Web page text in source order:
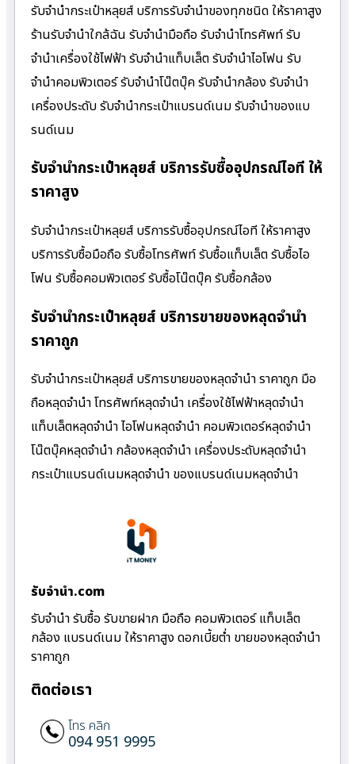
รับจำนำกระเป๋าหลุยส์ บริการรับจำนำของทุกชนิด ให้ราคาสูง
ร้านรับจํานําใกล้ฉัน รับจำนำมือถือ รับจำนำโทรศัพท์ รับ
จำนำเครื่องใช้ไฟฟ้า รับจำนำแท็บเล็ต รับจำนำไอโฟน รับ
จำนำคอมพิวเตอร์ รับจำนำโน๊ตบุ๊ค รับจำนำกล้อง รับจำนำ
เครื่องประดับ รับจำนำกระเป๋าแบรนด์เนม รับจำนำของแบ
รนด์เนม
รับจำนำกระเป๋าหลุยส์ บริการรับซื้ออุปกรณ์ไอที ให้
ราคาสูง
รับจำนำกระเป๋าหลุยส์ บริการรับซื้ออุปกรณ์ไอที ให้ราคาสูง
บริการรับซื้อมือถือ รับซื้อโทรศัพท์ รับซื้อแท็บเล็ต รับซื้อไอ
โฟน รับซื้อคอมพิวเตอร์ รับซื้อโน๊ตบุ๊ค รับซื้อกล้อง
รับจำนำกระเป๋าหลุยส์ บริการขายของหลุดจำนำ
ราคาถูก
รับจำนำกระเป๋าหลุยส์ บริการขายของหลุดจำนำ ราคาถูก มือ
ถือหลุดจำนำ โทรศัพท์หลุดจำนำ เครื่องใช้ไฟฟ้าหลุดจำนำ
แท็บเล็ตหลุดจำนำ ไอโฟนหลุดจำนำ คอมพิวเตอร์หลุดจำนำ
โน๊ตบุ๊คหลุดจำนำ กล้องหลุดจำนำ เครื่องประดับหลุดจำนำ
กระเป๋าแบรนด์เนมหลุดจำนำ ของแบรนด์เนมหลุดจำนำ
รับจํานํา.com
รับจำนำ รับซื้อ รับขายฝาก มือถือ คอมพิวเตอร์ แท็บเล็ต
กล้อง แบรนด์เนม ให้ราคาสูง ดอกเบี้ยต่ำ ขายของหลุดจำนำ
ราคาถูก
ติดต่อเรา
โทร คลิก
094 951 9995